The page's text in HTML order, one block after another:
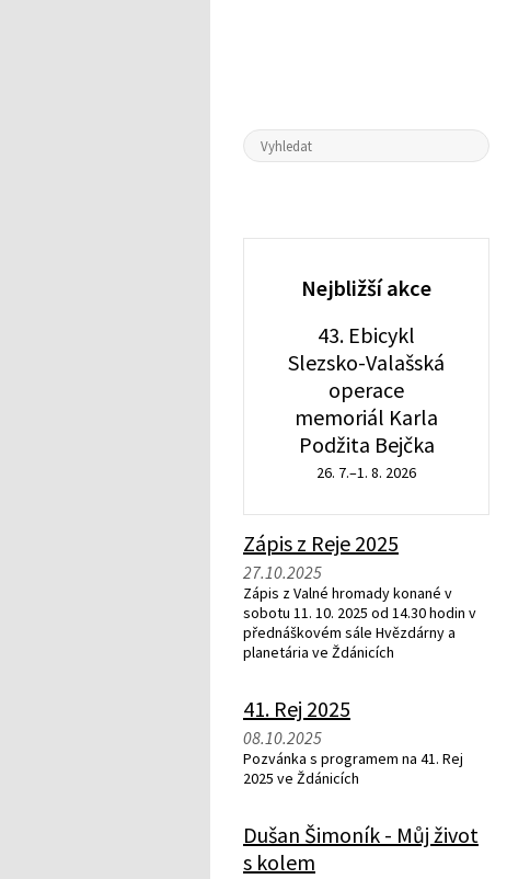
Nejbližší akce
43. Ebicykl
Slezsko-Valašská
operace
memoriál Karla
Podžita Bejčka
26. 7.–1. 8. 2026
Zápis z Reje 2025
27.10.2025
Zápis z Valné hromady konané v
sobotu 11. 10. 2025 od 14.30 hodin v
přednáškovém sále Hvězdárny a
planetária ve Ždánicích
41. Rej 2025
08.10.2025
Pozvánka s programem na 41. Rej
2025 ve Ždánicích
Dušan Šimoník - Můj život
s kolem